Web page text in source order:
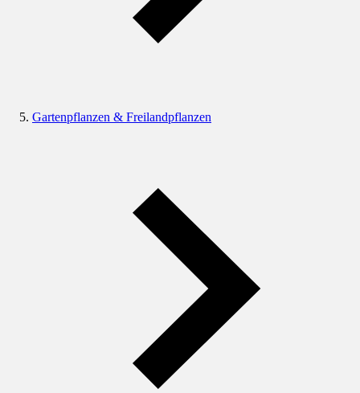
Gartenpflanzen & Freilandpflanzen